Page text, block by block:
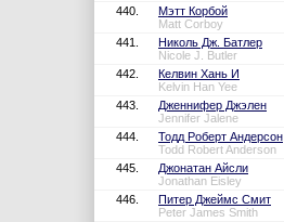
440.
Мэтт Корбой
Matt Corboy
441.
Николь Дж. Батлер
Nicole J. Butler
442.
Келвин Хань И
Kelvin Han Yee
443.
Дженнифер Джэлен
Jennifer Jalene
444.
Тодд Роберт Андерсон
Todd Robert Anderson
445.
Джонатан Айсли
Jonathan Eisley
446.
Питер Джеймс Смит
Peter James Smith